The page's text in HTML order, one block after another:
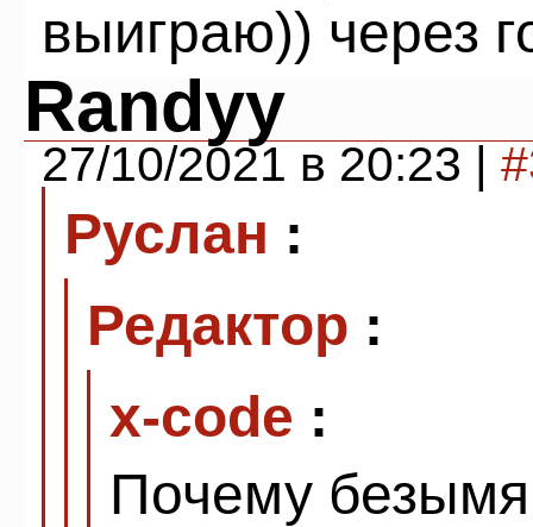
выиграю)) через
Randyy
27/10/2021 в 20:23 |
Руслан :
Редактор :
x-code :
Почему